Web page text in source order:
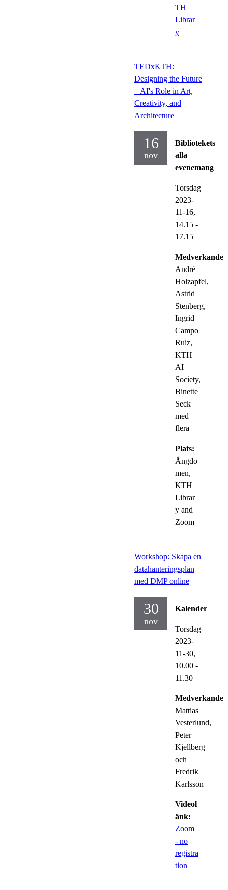
TH
Librar
y
TEDxKTH:
Designing the Future
– AI's Role in Art,
Creativity, and
Architecture
16
nov
Bibliotekets
alla
evenemang
Torsdag
2023-
11-16,
14.15 -
17.15
Medverkande:
André
Holzapfel,
Astrid
Stenberg,
Ingrid
Campo
Ruiz,
KTH
AI
Society,
Binette
Seck
med
flera
Plats:
Ångdo
men,
KTH
Librar
y and
Zoom
Workshop: Skapa en
datahanteringsplan
med DMP online
30
nov
Kalender
Torsdag
2023-
11-30,
10.00 -
11.30
Medverkande:
Mattias
Vesterlund,
Peter
Kjellberg
och
Fredrik
Karlsson
Videol
änk:
Zoom
- no
registra
tion